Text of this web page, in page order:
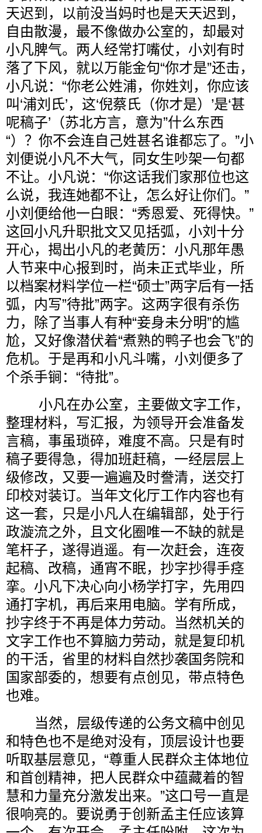
天迟到，以前没当妈时也是天天迟到，
自由散漫，最不像做办公室的，却最对
小凡脾气。两人经常打嘴仗，小刘有时
落了下风，就以万能金句“你才是”还击，
小凡说：“你老公姓浦，你姓刘，你应该
叫‘浦刘氏’，这‘倪蔡氏（你才是）’是‘甚
呢稿子’（苏北方言，意为”什么东西
“）？你不会连自己姓甚名谁都忘了。”小
刘便说小凡不大气，同女生吵架一句都
不让。小凡说：“你这话我们家那位也这
么说，我连她都不让，怎么好让你们。”
小刘便给他一白眼：“秀恩爱、死得快。”
这回小凡升职批文又见括弧，小刘十分
开心，揭出小凡的老黄历：小凡那年愚
人节来中心报到时，尚未正式毕业，所
以档案材料学位一栏“硕士”两字后有一括
弧，内写”待批”两字。这两字很有杀伤
力，除了当事人有种“妾身未分明”的尴
尬，又好像潜伏着“煮熟的鸭子也会飞”的
危机。于是再和小凡斗嘴，小刘便多了
个杀手锏：“待批”。
小凡在办公室，主要做文字工作，
整理材料，写汇报，为领导开会准备发
言稿，事虽琐碎，难度不高。只是有时
稿子要得急，得加班赶稿，一经层层上
级修改，又要一遍遍及时誊清，送交打
印校对装订。当年文化厅工作内容也有
这一套，只是小凡人在编辑部，处于行
政漩流之外，且文化圈唯一不缺的就是
笔杆子，遂得逍遥。有一次赶会，连夜
起稿、改稿，通宵不眠，抄字抄得手痉
挛。小凡下决心向小杨学打字，先用四
通打字机，再后来用电脑。学有所成，
抄字终于不再是体力劳动。当然机关的
文字工作也不算脑力劳动，就是复印机
的干活，省里的材料自然抄袭国务院和
国家部委的，想要有点创见，带点特色
也难。
当然，层级传递的公务文稿中创见
和特色也不是绝对没有，顶层设计也要
听取基层意见，“尊重人民群众主体地位
和首创精神，把人民群众中蕴藏着的智
慧和力量充分激发出来。”这口号一直是
很响亮的。要说勇于创新孟主任应该算